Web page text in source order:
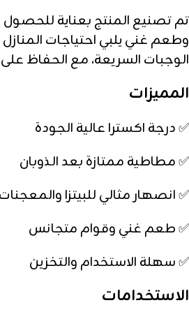
تم تصنيع المنتج بعناية
وطعم غني يلبي احتياجات
الوجبات السريعة، مع الحفاظ على
المميزات
✅ درجة اكسترا عالية الجودة
✅ مطاطية ممتازة بعد الذوبان
✅ انصهار مثالي للبيتزا والمعجنات
✅ طعم غني وقوام متجانس
✅ سهلة الاستخدام والتخزين
الاستخدامات